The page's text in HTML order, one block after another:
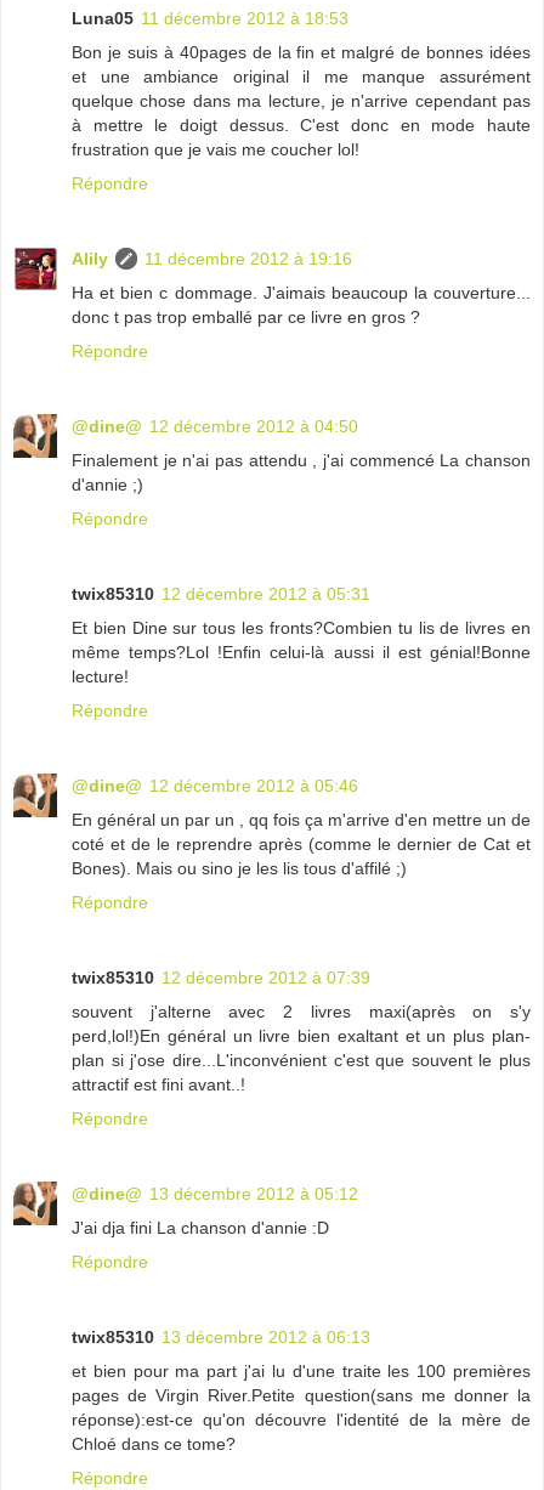
Luna05 11 décembre 2012 à 18:53
Bon je suis à 40pages de la fin et malgré de bonnes idées
et une ambiance original il me manque assurément
quelque chose dans ma lecture, je n'arrive cependant pas
à mettre le doigt dessus. C'est donc en mode haute
frustration que je vais me coucher lol!
Répondre
Alily
11 décembre 2012 à 19:16
Ha et bien c dommage. J'aimais beaucoup la couverture...
donc t pas trop emballé par ce livre en gros ?
Répondre
@dine@ 12 décembre 2012 à 04:50
Finalement je n'ai pas attendu , j'ai commencé La chanson
d'annie ;)
Répondre
twix85310 12 décembre 2012 à 05:31
Et bien Dine sur tous les fronts?Combien tu lis de livres en
même temps?Lol !Enfin celui-là aussi il est génial!Bonne
lecture!
Répondre
@dine@ 12 décembre 2012 à 05:46
En général un par un , qq fois ça m'arrive d'en mettre un de
coté et de le reprendre après (comme le dernier de Cat et
Bones). Mais ou sino je les lis tous d'affilé ;)
Répondre
twix85310 12 décembre 2012 à 07:39
souvent j'alterne avec 2 livres maxi(après on s'y
perd,lol!)En général un livre bien exaltant et un plus plan-
plan si j'ose dire...L'inconvénient c'est que souvent le plus
attractif est fini avant..!
Répondre
@dine@ 13 décembre 2012 à 05:12
J'ai dja fini La chanson d'annie :D
Répondre
twix85310 13 décembre 2012 à 06:13
et bien pour ma part j'ai lu d'une traite les 100 premières
pages de Virgin River.Petite question(sans me donner la
réponse):est-ce qu'on découvre l'identité de la mère de
Chloé dans ce tome?
Répondre